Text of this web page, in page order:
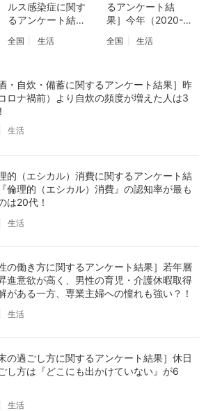
ルス感染症に関す
るアンケート結
の東京オリンピッ
止したほうが良
い』と回答！
全国 生活
るアンケート結
果］今年（2020-2
は「家で過ごす」
全国 生活
酒・自炊・備蓄に関するアンケート結果］昨
ロナ禍前）より自炊の頻度が増えた人は3
生活
理的（エシカル）消費に関するアンケート結
倫理的（エシカル）消費』の認知率が最も
は20代！
生活
性の働き方に関するアンケート結果］若年層
進意欲が高く、男性の育児・介護休暇取得
がある一方、専業主婦への憧れも強い？！
生活
末の過ごし方に関するアンケート結果］休日
し方は『どこにも出かけていない』が6
生活